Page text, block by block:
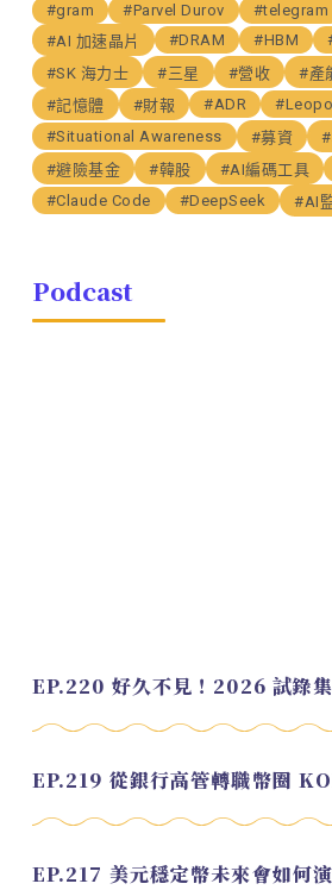
#gram #Parvel Durov #telegram
#AI 加速晶片
#DRAM #HBM
#SK 海力士
#三星 #營收 #產
#記憶體
#財報 #ADR
#Situational Awareness
#募資
#避險基金
#韓股 #AI編碼工具
#Claude Code
#DeepSeek #AI
Podcast